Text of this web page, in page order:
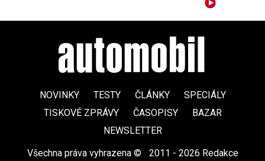
NOVINKY TESTY ČLÁNKY
SPECIÁLY
TISKOVÉ ZPRÁVY
ČASOPISY
BAZAR
NEWSLETTER
Všechna práva vyhrazena ©
2011 - 2026 Redakce